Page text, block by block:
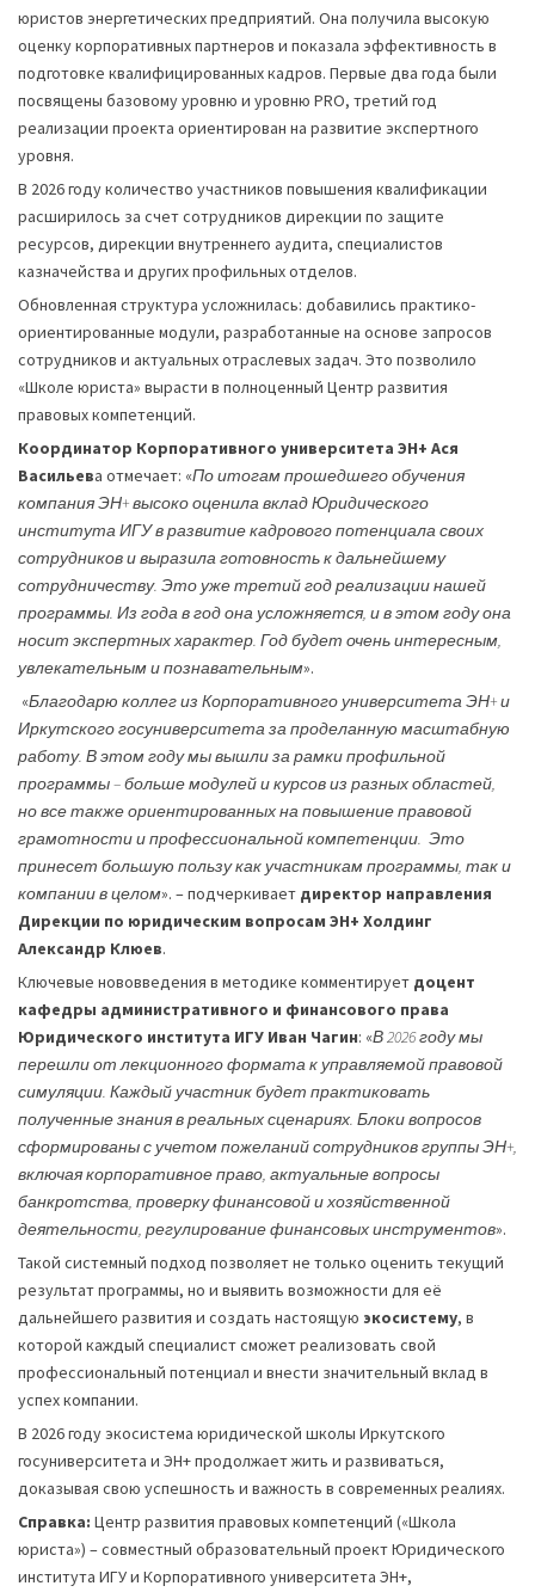
юристов энергетических предприятий. Она получила высокую
оценку корпоративных партнеров и показала эффективность в
подготовке квалифицированных кадров. Первые два года были
посвящены базовому уровню и уровню PRO, третий год
реализации проекта ориентирован на развитие экспертного
уровня.
В 2026 году количество участников повышения квалификации
расширилось за счет сотрудников дирекции по защите
ресурсов, дирекции внутреннего аудита, специалистов
казначейства и других профильных отделов.
Обновленная структура усложнилась: добавились практико-
ориентированные модули, разработанные на основе запросов
сотрудников и актуальных отраслевых задач. Это позволило
«Школе юриста» вырасти в полноценный Центр развития
правовых компетенций.
Координатор Корпоративного университета ЭН+ Ася
Васильева отмечает: «По итогам прошедшего обучения
компания ЭН+ высоко оценила вклад Юридического
института ИГУ в развитие кадрового потенциала своих
сотрудников и выразила готовность к дальнейшему
сотрудничеству. Это уже третий год реализации нашей
программы. Из года в год она усложняется, и в этом году она
носит экспертных характер. Год будет очень интересным,
увлекательным и познавательным».
«Благодарю коллег из Корпоративного университета ЭН+ и
Иркутского госуниверситета за проделанную масштабную
работу. В этом году мы вышли за рамки профильной
программы – больше модулей и курсов из разныхобластей,
новсе такжеориентированныхнаповышениеправовой
грамотностиипрофессиональнойкомпетенции. Это
принесет большую пользукакучастникампрограммы, таки
компаниивцелом». – подчеркивает директор направления
Дирекции по юридическим вопросам ЭН+ Холдинг
Александр Клюев.
Ключевые нововведения в методике комментирует доцент
кафедры административного и финансового права
Юридического института ИГУ Иван Чагин: «В 2026 году мы
перешли от лекционного формата к управляемой правовой
симуляции. Каждый участник будет практиковать
полученные знания в реальных сценариях. Блоки вопросов
сформированы с учетом пожеланий сотрудников группы ЭН+,
включая корпоративное право, актуальные вопросы
банкротства, проверку финансовой и хозяйственной
деятельности, регулирование финансовых инструментов».
Такой системный подход позволяет не только оценить текущий
результат программы, но и выявить возможности для её
дальнейшего развития и создать настоящую экосистему, в
которой каждый специалист сможет реализовать свой
профессиональный потенциал и внести значительный вклад в
успех компании.
В 2026 году экосистема юридической школы Иркутского
госуниверситета и ЭН+ продолжает жить и развиваться,
доказывая свою успешность и важность в современных реалиях.
Справка: Центр развития правовых компетенций («Школа
юриста») – совместный образовательный проект Юридического
института ИГУ и Корпоративного университета ЭН+,